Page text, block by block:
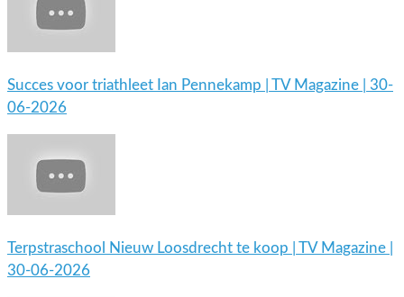
Succes voor triathleet Ian Pennekamp | TV Magazine | 30-
06-2026
Terpstraschool Nieuw Loosdrecht te koop | TV Magazine |
30-06-2026